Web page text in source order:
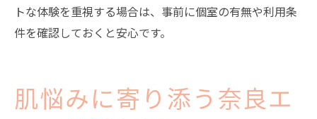
トな体験を重視する場合は、事前に個室の有無や利用条
件を確認しておくと安心です。
肌悩みに寄り添う奈良エ